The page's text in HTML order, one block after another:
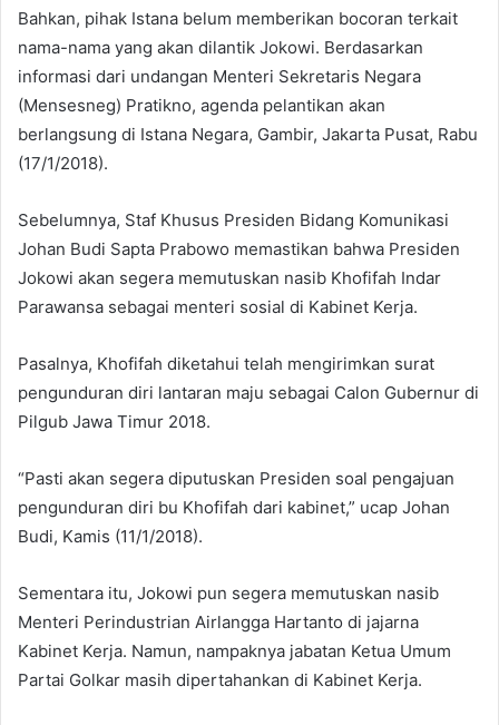
Bahkan, pihak ‎Istana belum memberikan bocoran terkait
nama-nama yang akan dilantik Jokowi. Berdasarkan
informasi dari undangan Menteri Sekretaris Negara
(Mensesneg) Pratikno, ‎agenda pelantikan akan
berlangsung di Istana Negara, Gambir, Jakarta Pusat, Rabu
(17/1/2018).
Sebelumnya, Staf Khusus Presiden Bidang Komunikasi
Johan Budi Sapta Prabowo memastikan bahwa Presiden
Jokowi akan segera memutuskan nasib Khofifah Indar
Parawansa sebagai menteri sosial di Kabinet Kerja.
Pasalnya, Khofifah ‎diketahui telah mengirimkan surat
pengunduran diri lantaran maju sebagai Calon Gubernur di
Pilgub Jawa Timur 2018.
“Pasti a‎kan segera diputuskan Presiden soal pengajuan
pengunduran diri bu Khofifah dari kabinet,” ucap Johan
Budi, Kamis (11/1/2018).
Sementara itu, Jokowi pun segera memutuskan nasib
Menteri Perindustrian Airlangga Hartanto di jajarna
Kabinet Kerja. Namun, nampaknya jabatan Ketua Umum
Partai Golkar masih dipertahankan di Kabinet Kerja.